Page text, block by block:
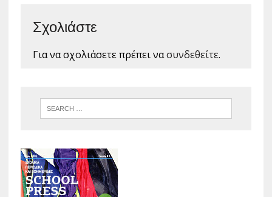
Σχολιάστε
Για να σχολιάσετε πρέπει νασυνδεθείτε.